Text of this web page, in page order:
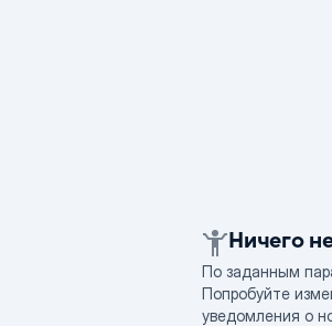
Ничего
По заданным
Попробуйте
уведомления о